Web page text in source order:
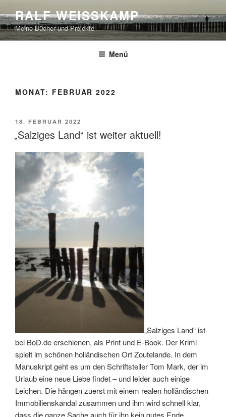
Inhalt
springen
RALF WEISSKAMP
Meine Bücher und Projekte
Menü
MONAT: FEBRUAR 2022
VERÖFFENTLICHT
AM
18. FEBRUAR 2022
„Salziges Land“ ist weiter aktuell!
„Salziges Land“ ist
bei BoD.de erschienen, als Print und E-Book. Der Krimi
spielt im schönen holländischen Ort Zoutelande. In dem
Manuskript geht es um den Schriftsteller Tom Mark, der im
Urlaub eine neue Liebe findet – und leider auch einige
Leichen. Die hängen zuerst mit einem realen holländischen
Immobilienskandal zusammen und ihm wird schnell klar,
dass die ganze Sache auch für ihn kein gutes Ende